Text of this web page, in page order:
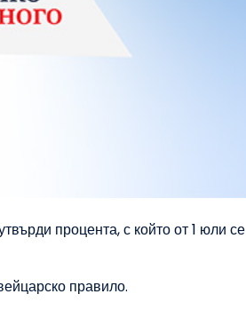
процента, с който от 1 юли се
правило.